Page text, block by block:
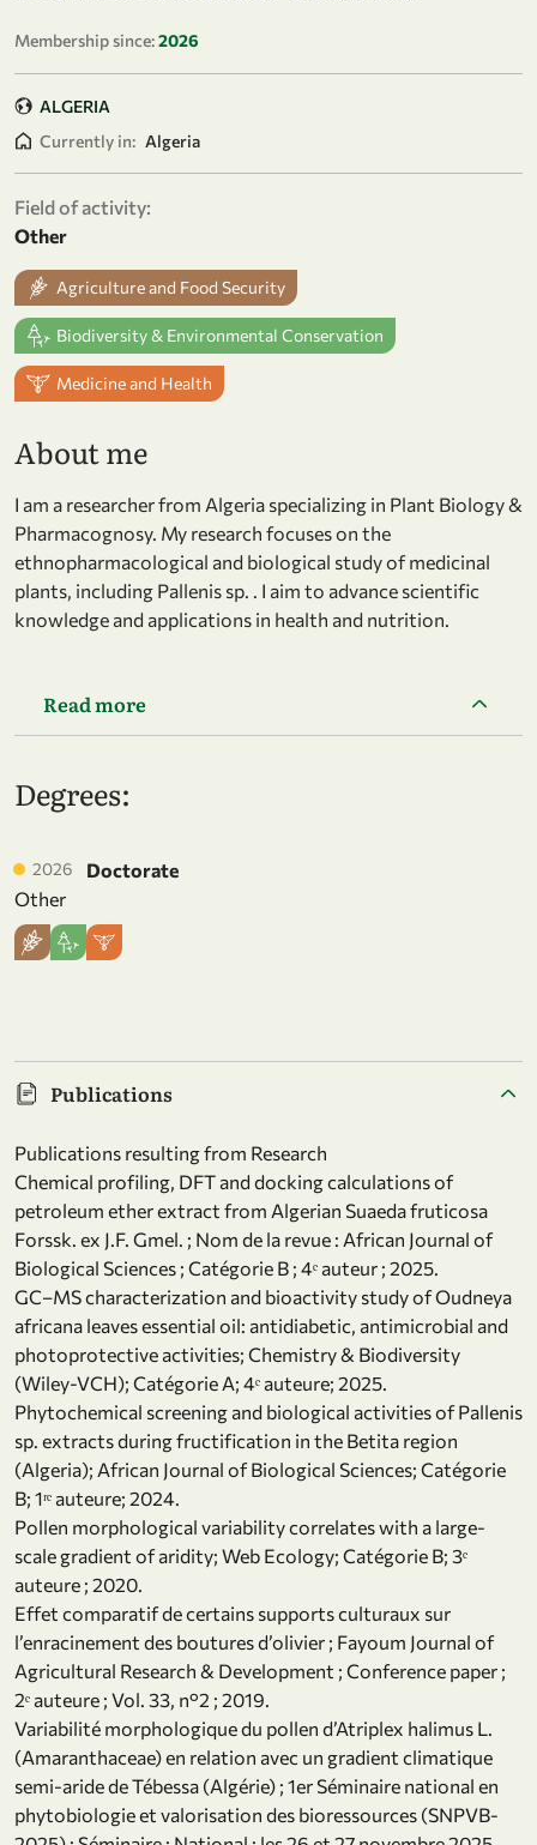
Membership since:2026
ALGERIA
Currently in: Algeria
Field of activity:
Other
Agriculture and Food Security
Biodiversity & Environmental Conservation
Medicine and Health
About me
I am a researcher from Algeria specializing in Plant Biology &
Pharmacognosy. My research focuses on the
ethnopharmacological and biological study of medicinal
plants, including Pallenis sp. . I aim to advance scientific
knowledge and applications in health and nutrition.
Read more
Degrees:
2026
Doctorate
Other
Publications
Publications resulting from Research
Chemical profiling, DFT and docking calculations of
petroleum ether extract from Algerian Suaeda fruticosa
Forssk. ex J.F. Gmel. ; Nom de la revue : African Journal of
Biological Sciences ; Catégorie B ; 4ᵉ auteur ; 2025.
GC–MS characterization and bioactivity study of Oudneya
africana leaves essential oil: antidiabetic, antimicrobial and
photoprotective activities; Chemistry & Biodiversity
(Wiley-VCH); Catégorie A; 4ᵉ auteure; 2025.
Phytochemical screening and biological activities of Pallenis
sp. extracts during fructification in the Betita region
(Algeria); African Journal of Biological Sciences; Catégorie
B; 1ʳᵉ auteure; 2024.
Pollen morphological variability correlates with a large-
scale gradient of aridity; Web Ecology; Catégorie B; 3ᵉ
auteure ; 2020.
Effet comparatif de certains supports culturaux sur
l’enracinement des boutures d’olivier ; Fayoum Journal of
Agricultural Research & Development ; Conference paper ;
2ᵉ auteure ; Vol. 33, n°2 ; 2019.
Variabilité morphologique du pollen d’Atriplex halimus L.
(Amaranthaceae) en relation avec un gradient climatique
semi-aride de Tébessa (Algérie) ; 1er Séminaire national en
phytobiologie et valorisation des bioressources (SNPVB-